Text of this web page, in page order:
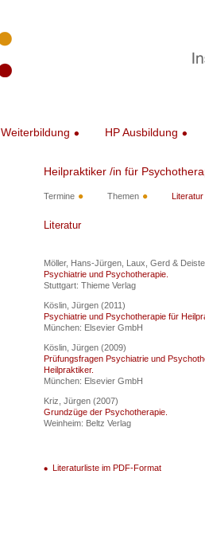
Weiterbildung HP Ausbildung
Heilpraktiker /in für
Termine Themen Literatur
Literatur
Möller, Hans-Jürgen, Laux, Gerd &
Psychiatrie und Psychotherapie.
Stuttgart: Thieme Verlag
Köslin, Jürgen (2011)
Psychiatrie und Psychotherapie für
München: Elsevier GmbH
Köslin, Jürgen (2009)
Prüfungsfragen Psychiatrie und
Heilpraktiker.
München: Elsevier GmbH
Kriz, Jürgen (2007)
Grundzüge der Psychotherapie.
Weinheim: Beltz Verlag
Literaturliste im PDF-Format